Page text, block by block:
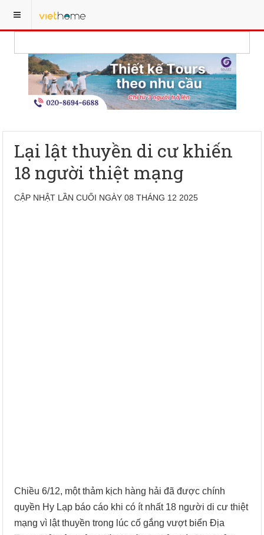
Lại lật thuyền di cư khiến
18 người thiệt mạng
CẬP NHẬT LẦN CUỐI NGÀY 08 THÁNG 12 2025
Chiều 6/12, một thảm kịch hàng hải đã được chính
quyền Hy Lạp báo cáo khi có ít nhất 18 người di cư thiệt
mạng vì lật thuyền trong lúc cố gắng vượt biển Địa